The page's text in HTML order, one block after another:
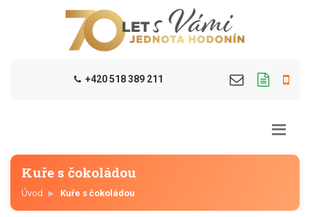
+420 518 389 211
Kuře s čokoládou
Úvod Kuře s čokoládou